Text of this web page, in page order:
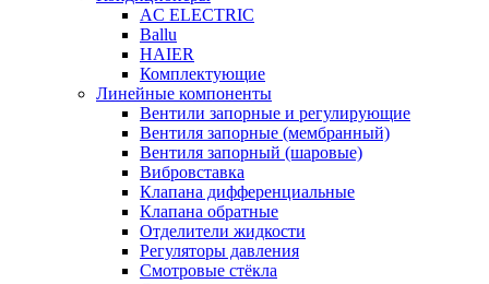
AC ELECTRIC
Ballu
HAIER
Комплектующие
Линейные компоненты
Вентили запорные и регулирующие
Вентиля запорные (мембранный)
Вентиля запорный (шаровые)
Вибровставка
Клапана дифференциальные
Клапана обратные
Отделители жидкости
Регуляторы давления
Смотровые стёкла